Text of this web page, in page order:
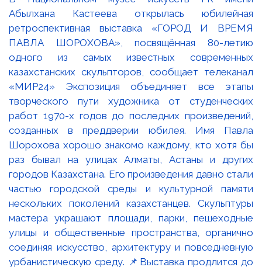
Абылхана Кастеева открылась юбилейная
ретроспективная выставка «ГОРОД И ВРЕМЯ
ПАВЛА ШОРОХОВА», посвящённая 80-летию
одного из самых известных современных
казахстанских скульпторов, сообщает телеканал
«МИР24» Экспозиция объединяет все этапы
творческого пути художника от студенческих
работ 1970-х годов до последних произведений,
созданных в преддверии юбилея. Имя Павла
Шорохова хорошо знакомо каждому, кто хотя бы
раз бывал на улицах Алматы, Астаны и других
городов Казахстана. Его произведения давно стали
частью городской среды и культурной памяти
нескольких поколений казахстанцев. Скульптуры
мастера украшают площади, парки, пешеходные
улицы и общественные пространства, органично
соединяя искусство, архитектуру и повседневную
урбанистическую среду. 📌Выставка продлится до